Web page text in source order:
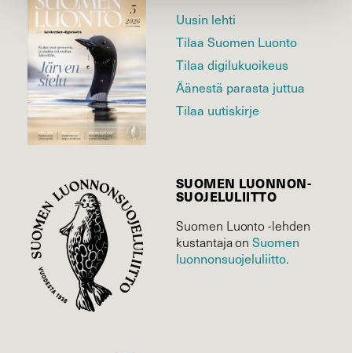
Uusin lehti
Tilaa Suomen Luonto
Tilaa digilukuoikeus
Äänestä parasta juttua
Tilaa uutiskirje
SUOMEN LUONNON­
SUOJELU­LIITTO
Suomen Luonto -lehden
kustantaja onSuomen
luonnonsuojelu­liitto.